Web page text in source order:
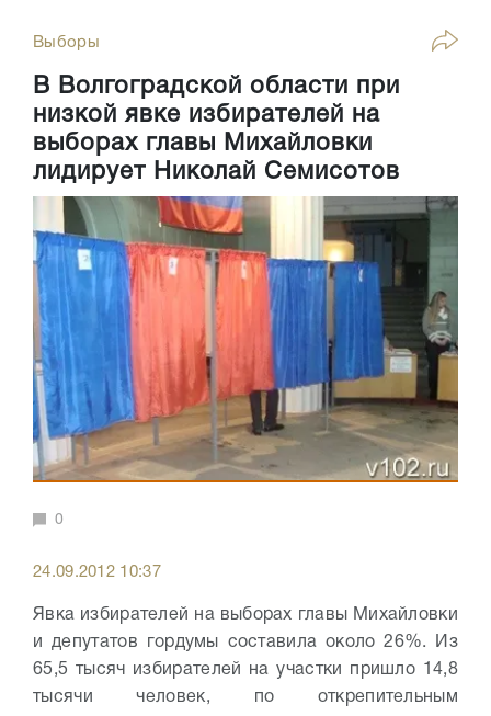
Выборы
В Волгоградской области при
низкой явке избирателей на
выборах главы Михайловки
лидирует Николай Семисотов
0
24.09.2012 10:37
Явка избирателей на выборах главы Михайловки
и депутатов гордумы составила около 26%. Из
65,5 тысяч избирателей на участки пришло 14,8
тысячи человек, по открепительным